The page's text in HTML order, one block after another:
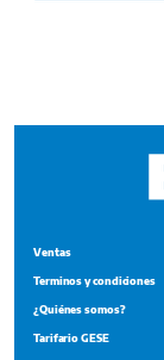
Suplementos